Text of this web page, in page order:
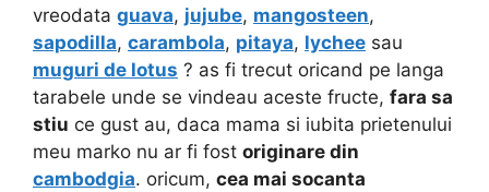
vreodata guava, jujube, mangosteen,
sapodilla, carambola, pitaya, lychee sau
muguri de lotus ? as fi trecut oricand pe langa
tarabele unde se vindeau aceste fructe, fara sa
stiu ce gust au, daca mama si iubita prietenului
meu marko nu ar fi fost originare din
cambodgia. oricum, cea mai socanta